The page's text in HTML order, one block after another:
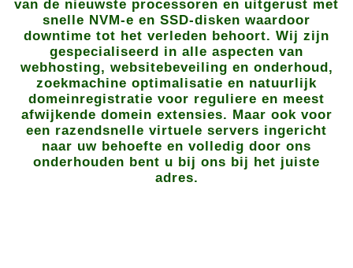
van de nieuwste processoren en uitgerust met
snelle NVM-e en SSD-disken waardoor
downtime tot het verleden behoort. Wij zijn
gespecialiseerd in alle aspecten van
webhosting, websitebeveiling en onderhoud,
zoekmachine optimalisatie en natuurlijk
domeinregistratie voor reguliere en meest
afwijkende domein extensies. Maar ook voor
een razendsnelle virtuele servers ingericht
naar uw behoefte en volledig door ons
onderhouden bent u bij ons bij het juiste
adres.